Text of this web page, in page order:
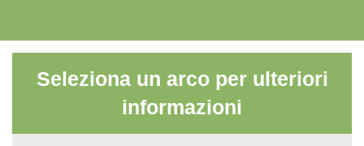
Seleziona un arco per ulteriori
informazioni